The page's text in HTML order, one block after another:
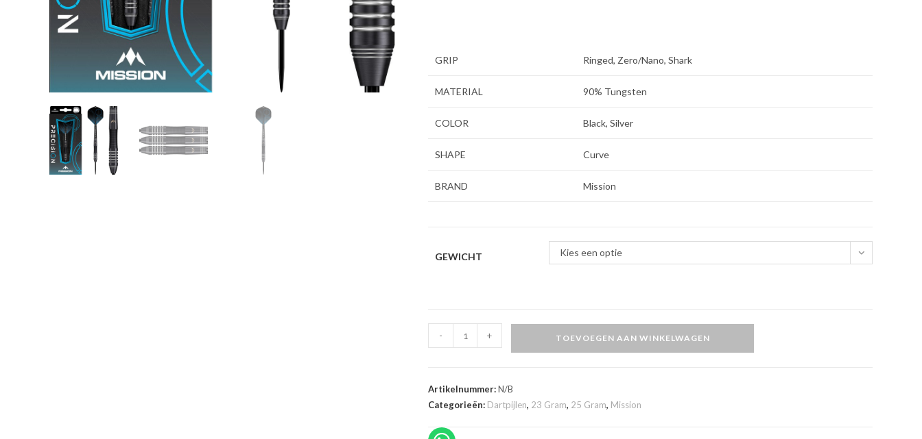
GRIP Ringed, Zero/Nano, Shark
MATERIAL 90% Tungsten
COLOR Black, Silver
SHAPE Curve
BRAND Mission
GEWICHT Kies een optie
Precision
aantal
- + TOEVOEGEN AAN WINKELWAGEN
Artikelnummer:N/B
Categorieën: Dartpijlen, 23 Gram, 25 Gram, Mission